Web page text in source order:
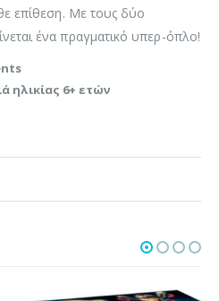
επίθεση. Με τους δύο
ένα πραγματικό υπερ-όπλο!
ηλικίας 6+ ετών